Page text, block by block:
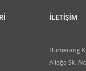
İLETİŞİM
Bumerang
Aliağa Sk.